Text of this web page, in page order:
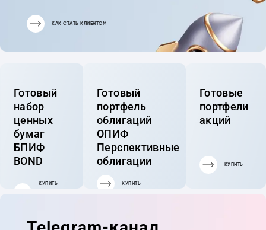
КАК СТАТЬ КЛИЕНТОМ
Готовый
набор
ценных
бумаг
БПИФ
BOND
КУПИТЬ
Готовый
портфель
облигаций
ОПИФ
Перспективные
облигации
КУПИТЬ
Готовые
портфели
акций
КУПИТЬ